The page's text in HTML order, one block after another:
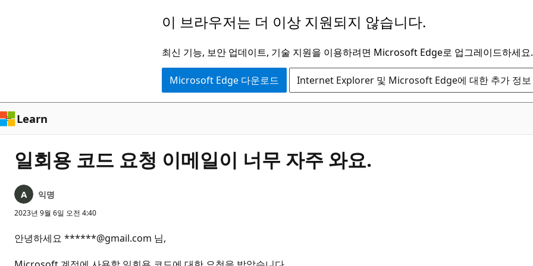
로
건
너
뛰
기
이 브라우저는 더 이상 지원되지 않습니다.
최신 기능, 보안 업데이트, 기술 지원을 이용하려면 Microsoft Edge로 업그레이드하세요.
Microsoft Edge 다운로드 Internet Explorer 및 Microsoft Edge에 대한 추가 정보
Learn
일회용 코드 요청 이메일이 너무 자주 와요.
익명
2023년 9월 6일 오전 4:40
안녕하세요 ******@gmail.com 님,